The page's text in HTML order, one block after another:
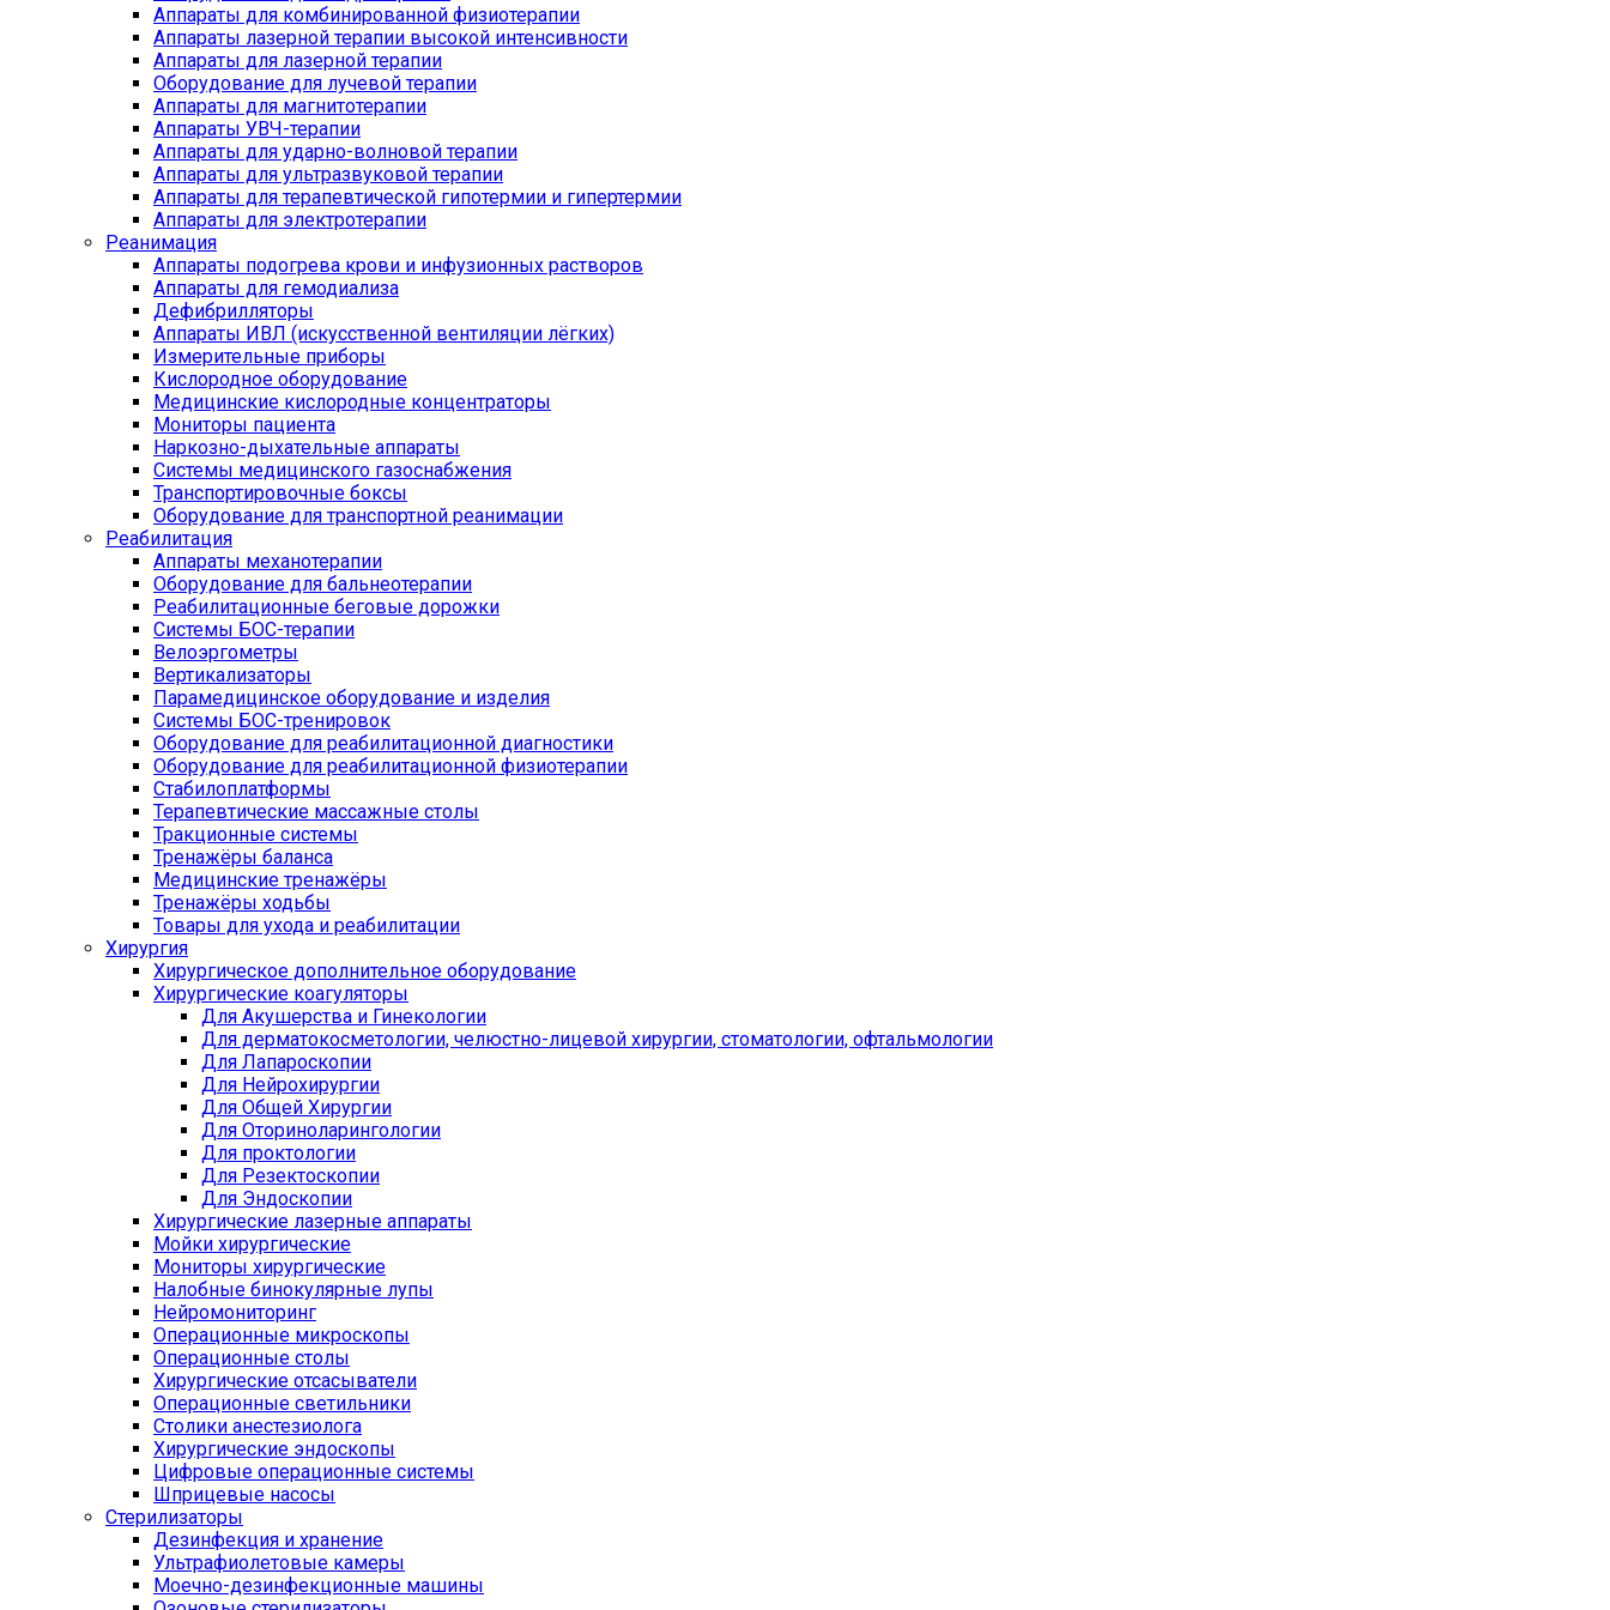
Аппараты для комбинированной физиотерапии
Аппараты лазерной терапии высокой интенсивности
Аппараты для лазерной терапии
Оборудование для лучевой терапии
Аппараты для магнитотерапии
Аппараты УВЧ-терапии
Аппараты для ударно-волновой терапии
Аппараты для ультразвуковой терапии
Аппараты для терапевтической гипотермии и гипертермии
Аппараты для электротерапии
Реанимация
Аппараты подогрева крови и инфузионных растворов
Аппараты для гемодиализа
Дефибрилляторы
Аппараты ИВЛ (искусственной вентиляции лёгких)
Измерительные приборы
Кислородное оборудование
Медицинские кислородные концентраторы
Мониторы пациента
Наркозно-дыхательные аппараты
Системы медицинского газоснабжения
Транспортировочные боксы
Оборудование для транспортной реанимации
Реабилитация
Аппараты механотерапии
Оборудование для бальнеотерапии
Реабилитационные беговые дорожки
Системы БОС-терапии
Велоэргометры
Вертикализаторы
Парамедицинское оборудование и изделия
Системы БОС-тренировок
Оборудование для реабилитационной диагностики
Оборудование для реабилитационной физиотерапии
Стабилоплатформы
Терапевтические массажные столы
Тракционные системы
Тренажёры баланса
Медицинские тренажёры
Тренажёры ходьбы
Товары для ухода и реабилитации
Хирургия
Хирургическое дополнительное оборудование
Хирургические коагуляторы
Для Акушерства и Гинекологии
Для дерматокосметологии, челюстно-лицевой хирургии, стоматологии, офтальмологии
Для Лапароскопии
Для Нейрохирургии
Для Общей Хирургии
Для Оториноларингологии
Для проктологии
Для Резектоскопии
Для Эндоскопии
Хирургические лазерные аппараты
Мойки хирургические
Мониторы хирургические
Налобные бинокулярные лупы
Нейромониторинг
Операционные микроскопы
Операционные столы
Хирургические отсасыватели
Операционные светильники
Столики анестезиолога
Хирургические эндоскопы
Цифровые операционные системы
Шприцевые насосы
Стерилизаторы
Дезинфекция и хранение
Ультрафиолетовые камеры
Моечно-дезинфекционные машины